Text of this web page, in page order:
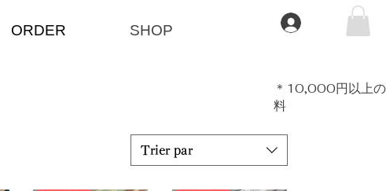
ORDER SHOP Se connecter
＊10,000円以上
料
Trier par